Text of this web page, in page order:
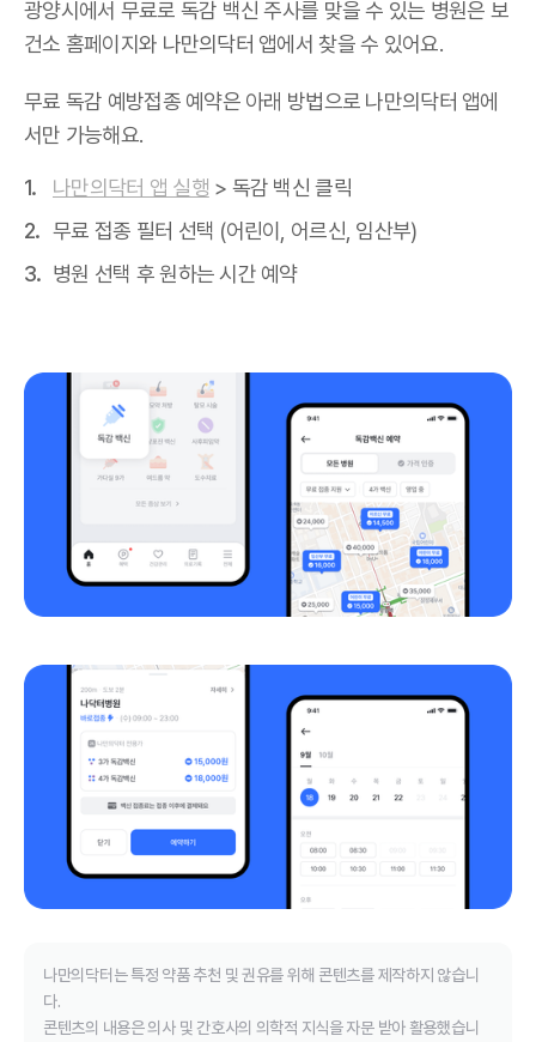
광양시에서 무료로 독감 백신 주사를 맞을 수 있는 병원은 보
건소 홈페이지와 나만의닥터 앱에서 찾을 수 있어요.
무료 독감 예방접종 예약은 아래 방법으로 나만의닥터 앱에
서만 가능해요.
나만의닥터 앱 실행 > 독감 백신 클릭
무료 접종 필터 선택 (어린이, 어르신, 임산부)
병원 선택 후 원하는 시간 예약
나만의닥터는 특정 약품 추천 및 권유를 위해 콘텐츠를 제작하지 않습니
다.
콘텐츠의 내용은 의사 및 간호사의 의학적 지식을 자문 받아 활용했습니